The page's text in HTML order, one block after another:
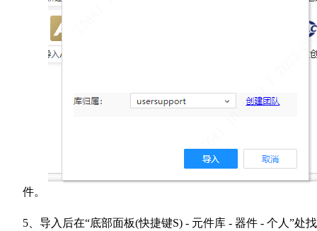
件。
5、导入后在“底部面板(快捷键S) - 元件库 - 器件 - 个人”处找